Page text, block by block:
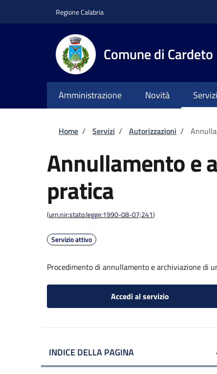
Regione Calabria
Comune di Cardeto
Amministrazione Novità Servizi
Briciole di pane
Home / Servizi / Autorizzazioni /
Annullamento e
pratica
(urn:nir:stato:legge:1990-08-07;241)
Servizio attivo
Procedimento di annullamento e archiviazione di
Accedi al servizio
INDICE DELLA PAGINA